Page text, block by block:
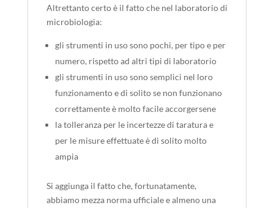
Altrettanto certo è il fatto che nel laboratorio di
microbiologia:
gli strumenti in uso sono pochi, per tipo e per
numero, rispetto ad altri tipi di laboratorio
gli strumenti in uso sono semplici nel loro
funzionamento e di solito se non funzionano
correttamente è molto facile accorgersene
la tolleranza per le incertezze di taratura e
per le misure effettuate è di solito molto
ampia
Si aggiunga il fatto che, fortunatamente,
abbiamo mezza norma ufficiale e almeno una